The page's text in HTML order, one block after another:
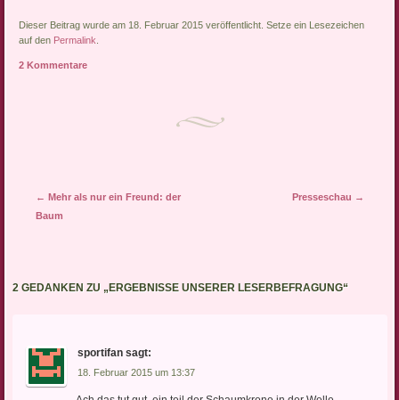
ziehen würde. Wirklich
nicht. Warum nicht,
Dieser Beitrag wurde am 18. Februar 2015 veröffentlicht. Setze ein Lesezeichen
auf den Permalink
2 Kommentare
Artikel-Navigation
← Mehr als nur ein Freund: der
Baum
Presseschau →
2 GEDANKEN ZU „ERGEBNISSE UNSERER LESERBEFRAGUNG“
sportifan sagt:
18. Februar 2015 um 13:37